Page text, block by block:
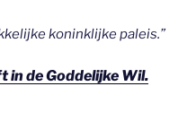
koninklijke paleis.”
in de Goddelijke Wil.